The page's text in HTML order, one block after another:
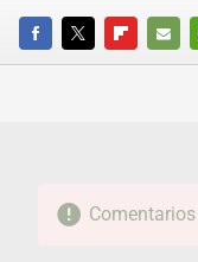
FACEBOOKTWITTERFLIPBOARD
E-